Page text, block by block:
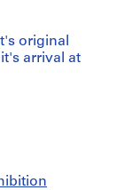
original
arrival at